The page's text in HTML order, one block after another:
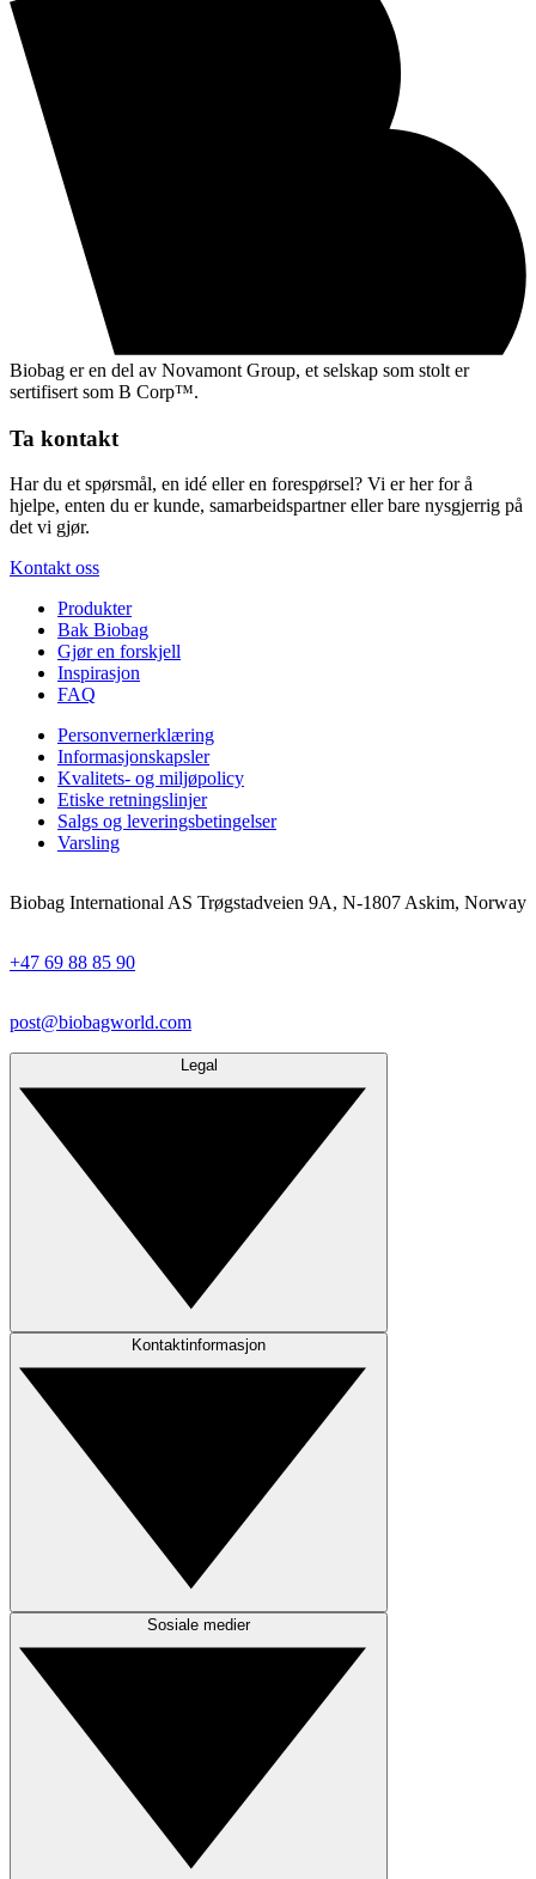
Biobag er en del av Novamont Group, et selskap som stolt er
sertifisert som B Corp™.
Ta kontakt
Har du et spørsmål, en idé eller en forespørsel? Vi er her for å
hjelpe, enten du er kunde, samarbeidspartner eller bare nysgjerrig på
det vi gjør.
Kontakt oss
Produkter
Bak Biobag
Gjør en forskjell
Inspirasjon
FAQ
Personvernerklæring
Informasjonskapsler
Kvalitets- og miljøpolicy
Etiske retningslinjer
Salgs og leveringsbetingelser
Varsling
Biobag International AS Trøgstadveien 9A, N-1807 Askim, Norway
+47 69 88 85 90
post@biobagworld.com
Legal
Kontaktinformasjon
Sosiale medier